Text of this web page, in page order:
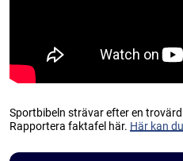
Sportbibeln strävar efter en
Rapportera faktafel här. Här kan